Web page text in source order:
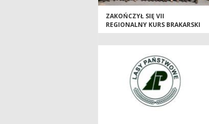
ZAKOŃCZYŁ SIĘ VII
REGIONALNY KURS BRAKARSKI